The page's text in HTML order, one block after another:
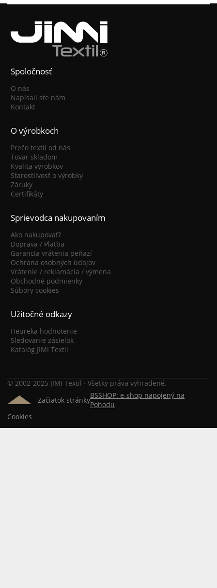
Spoločnosť
O nás
Napísali ste nám
Kontakt
O výrobkoch
Prečo textil od nás
Tovar skladom
Kvalita výrobkov
Starostlivosť o výrobky
Záruky
Certifikáty
Sprievodca nakupovaním
Ako nakupovať?
Doprava / Platba
Garancia vrátenia peňazí
Ochrana osobných údajov
Vrátenie / reklamácia / výmena
Obchodné podmienky
Súbory cookies
Užitočné odkazy
Heureka hodnotenie
Sledovanie zásielok
Katalóg JIMI Textil
© 2002-2025 JIMI Textil · Všetky práva vyhradené.
Začiatok stránkyBSSHOP: e-shop napojený na
Pohodu
Cookies